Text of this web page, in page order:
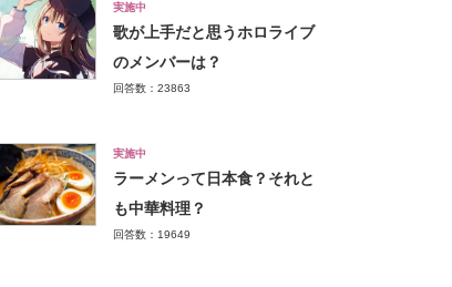
実施中
歌が上手だと思うホロライブ
のメンバーは？
回答数：23863
実施中
ラーメンって日本食？それと
も中華料理？
回答数：19649